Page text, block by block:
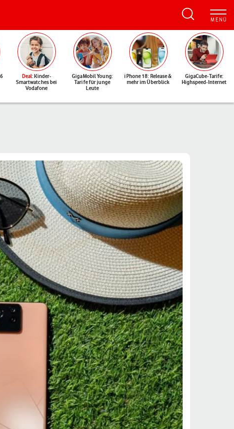
Deal: Kinder-
Smartwatches bei
Vodafone
GigaMobil Young:
Tarife für junge
Leute
iPhone 18: Release &
mehr im Überblick
GigaCube-Tarife:
Highspeed-Internet